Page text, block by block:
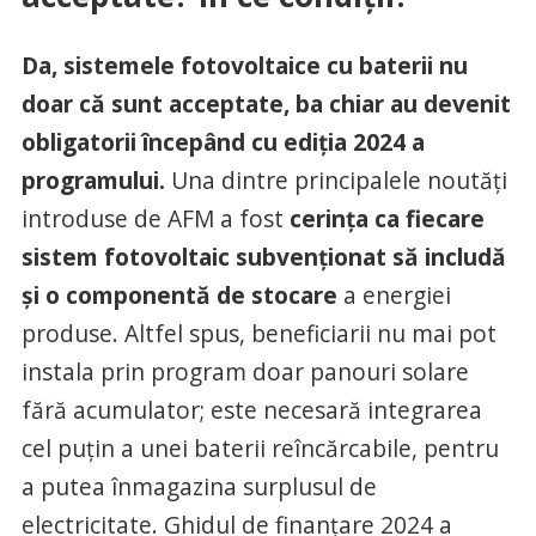
Da, sistemele fotovoltaice cu baterii nu
doar că sunt acceptate, ba chiar au devenit
obligatorii începând cu ediția 2024 a
programului. Una dintre principalele noutăți
introduse de AFM a fost cerința ca fiecare
sistem fotovoltaic subvenționat să includă
și o componentă de stocare a energiei
produse. Altfel spus, beneficiarii nu mai pot
instala prin program doar panouri solare
fără acumulator; este necesară integrarea
cel puțin a unei baterii reîncărcabile, pentru
a putea înmagazina surplusul de
electricitate. Ghidul de finanțare 2024 a